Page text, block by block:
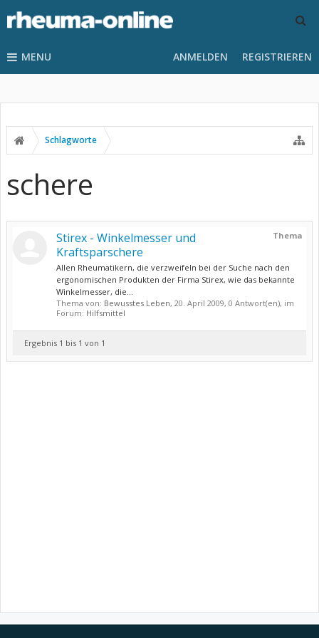
MENU ANMELDEN REGISTRIEREN
Schlagworte
schere
Thema
Stirex - Winkelmesser und
Kraftsparschere
Allen Rheumatikern, die verzweifeln bei der Suche nach den
ergonomischen Produkten der Firma Stirex, wie das bekannte
Winkelmesser, die...
Thema von: Bewusstes Leben, 20. April 2009, 0 Antwort(en), im
Forum: Hilfsmittel
Ergebnis 1 bis 1 von 1